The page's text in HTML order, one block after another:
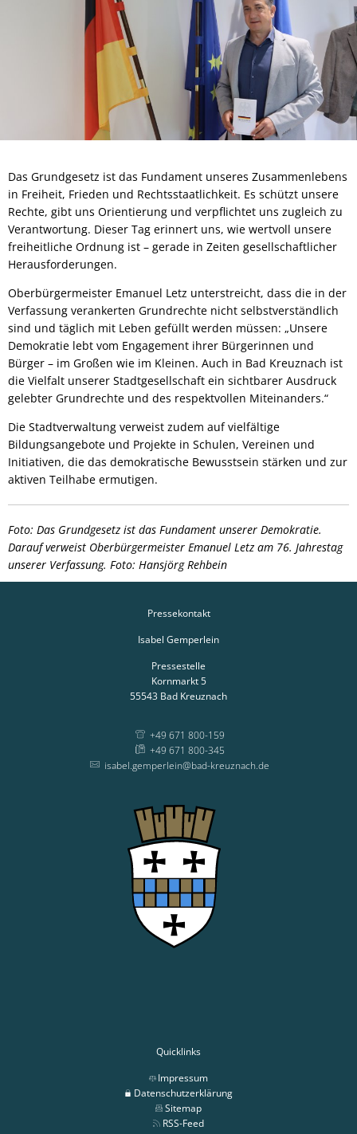
Das Grundgesetz ist das Fundament unseres Zusammenlebens
in Freiheit, Frieden und Rechtsstaatlichkeit. Es schützt unsere
Rechte, gibt uns Orientierung und verpflichtet uns zugleich zu
Verantwortung. Dieser Tag erinnert uns, wie wertvoll unsere
freiheitliche Ordnung ist – gerade in Zeiten gesellschaftlicher
Herausforderungen.
Oberbürgermeister Emanuel Letz unterstreicht, dass die in der
Verfassung verankerten Grundrechte nicht selbstverständlich
sind und täglich mit Leben gefüllt werden müssen: „Unsere
Demokratie lebt vom Engagement ihrer Bürgerinnen und
Bürger – im Großen wie im Kleinen. Auch in Bad Kreuznach ist
die Vielfalt unserer Stadtgesellschaft ein sichtbarer Ausdruck
gelebter Grundrechte und des respektvollen Miteinanders.“
Die Stadtverwaltung verweist zudem auf vielfältige
Bildungsangebote und Projekte in Schulen, Vereinen und
Initiativen, die das demokratische Bewusstsein stärken und zur
aktiven Teilhabe ermutigen.
Foto: Das Grundgesetz ist das Fundament unserer Demokratie.
Darauf verweist Oberbürgermeister Emanuel Letz am 76. Jahrestag
unserer Verfassung. Foto: Hansjörg Rehbein
Pressekontakt
Isabel Gemperlein
Pressestelle
Kornmarkt 5
55543 Bad Kreuznach
+49 671 800-159
+49 671 800-345
isabel.gemperlein@bad-kreuznach.de
Quicklinks
Impressum
Datenschutzerklärung
Sitemap
RSS-Feed